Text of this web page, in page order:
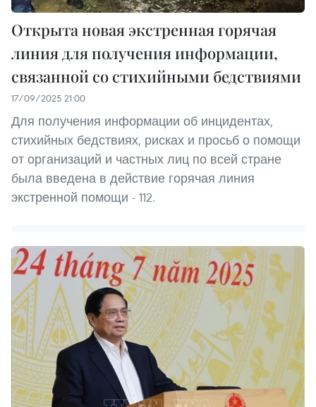
Открыта новая экстренная горячая
линия для получения информации,
связанной со стихийными бедствиями
17/09/2025 21:00
Для получения информации об инцидентах,
стихийных бедствиях, рисках и просьб о помощи
от организаций и частных лиц по всей стране
была введена в действие горячая линия
экстренной помощи - 112.